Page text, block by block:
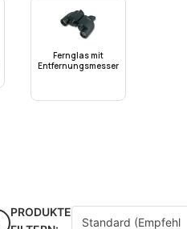
Fernglas mit
Entfernungsmesser
PRODUKTE